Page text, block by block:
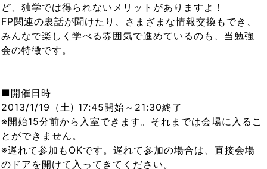
ど、独学では得られないメリットがありますよ！
FP関連の裏話が聞けたり、さまざまな情報交換もでき、
みんなで楽しく学べる雰囲気で進めているのも、当勉強
会の特徴です。
■開催日時
2013/1/19（土) 17:45開始～21:30終了
※開始15分前から入室できます。それまでは会場に入るこ
とができません。
※遅れて参加もOKです。遅れて参加の場合は、直接会場
のドアを開けて入ってきてください。